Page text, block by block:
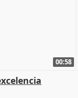
00:58